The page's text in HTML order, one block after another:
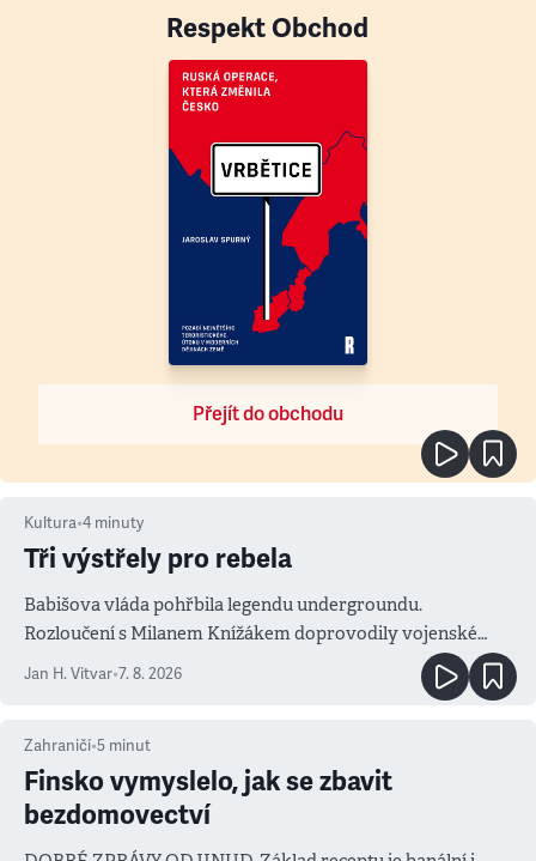
Respekt Obchod
Přejít do obchodu
Kultura•4 minuty
Tři výstřely pro rebela
Babišova vláda pohřbila legendu undergroundu.
Rozloučení s Milanem Knížákem doprovodily vojenské
salvy i kritika pokrokářů
Jan H. Vitvar•7. 8. 2026
Zahraničí•5 minut
Finsko vymyslelo, jak se zbavit
bezdomovectví